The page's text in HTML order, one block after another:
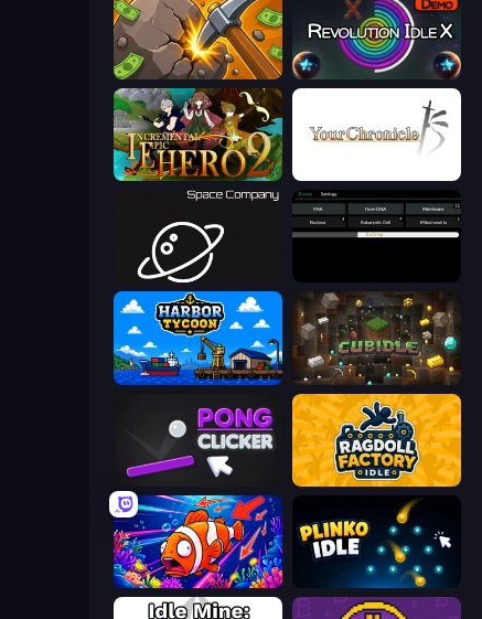
Mine Clicker Revolution Idle X
Incremental Epic Hero 2
Space Company
Harbor Tycoon Cubidle
Pong Clicker Ragdoll Factory Idle
Fish Catch Idle Plinko Idle